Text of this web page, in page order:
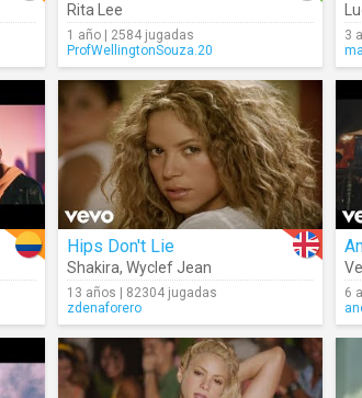
Rita Lee
1 año | 2584 jugadas
ProfWellingtonSouza.20
3
Hips Don't Lie
Shakira, Wyclef Jean
13 años | 82304 jugadas
zdenaforero
6